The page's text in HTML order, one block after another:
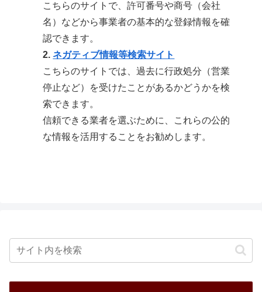
こちらのサイトで、許可番号や商号（会社
名）などから事業者の基本的な登録情報を確
認できます。
2.ネガティブ情報等検索サイト
こちらのサイトでは、過去に行政処分（営業
停止など）を受けたことがあるかどうかを検
索できます。
信頼できる業者を選ぶために、これらの公的
な情報を活用することをお勧めします。